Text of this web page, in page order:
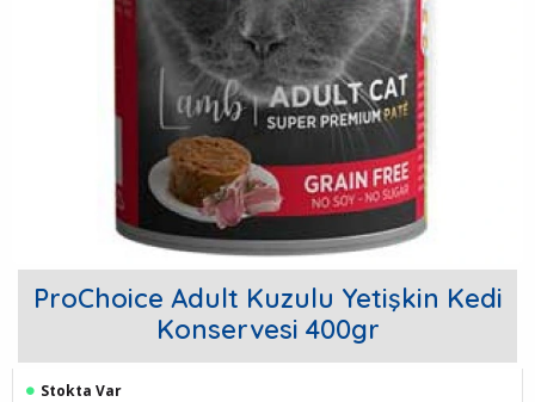
ProChoice Adult Kuzulu Yetişkin Kedi
Konservesi 400gr
Stokta Var